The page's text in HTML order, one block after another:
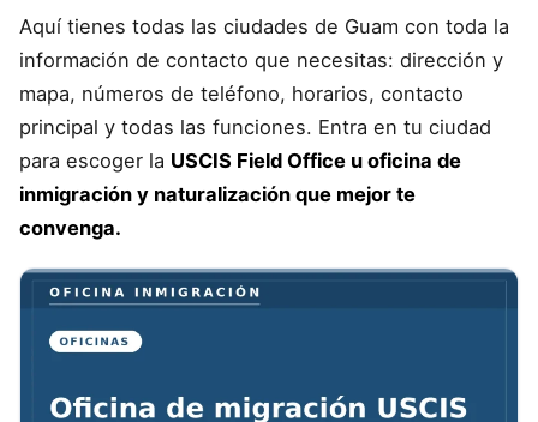
Aquí tienes todas las ciudades de Guam con toda la
información de contacto que necesitas: dirección y
mapa, números de teléfono, horarios, contacto
principal y todas las funciones. Entra en tu ciudad
para escoger la USCIS Field Office u oficina de
inmigración y naturalización que mejor te
convenga.